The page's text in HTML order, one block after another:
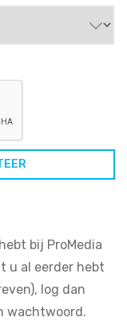
bij ProMedia
u al eerder hebt
log dan
wachtwoord.